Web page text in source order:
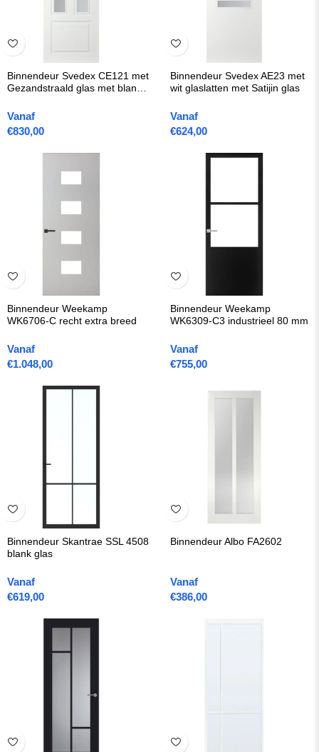
Binnendeur Svedex CE121 met
Gezandstraald glas met blanke
Vanaf
€830,00
Binnendeur Svedex AE23 met
wit glaslatten met Satijin glas
Vanaf
€624,00
Binnendeur Weekamp
WK6706-C recht extra breed
Vanaf
€1.048,00
Binnendeur Weekamp
WK6309-C3 industrieel 80 mm
Vanaf
€755,00
Binnendeur Skantrae SSL 4508
blank glas
Vanaf
€619,00
Binnendeur Albo FA2602
Vanaf
€386,00